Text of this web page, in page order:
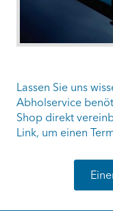
Lassen Sie uns
Abholservice
Shop direkt
Link, um einen